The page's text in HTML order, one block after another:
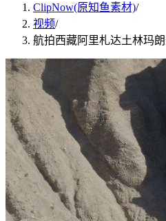
ClipNow(原知鱼素材)/
视频/
航拍西藏阿里札达土林玛